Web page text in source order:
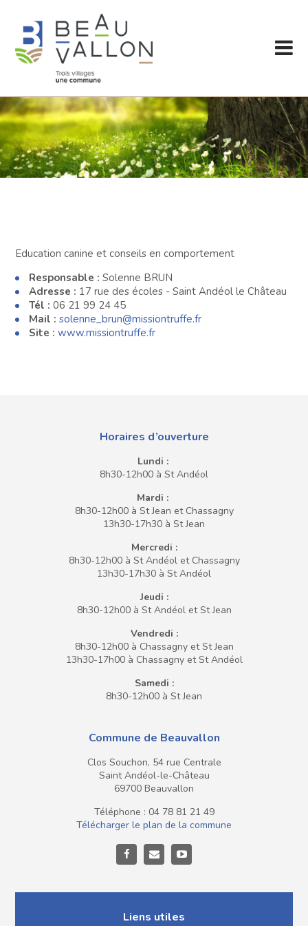
Education canine et conseils en comportement
Responsable : Solenne BRUN
Adresse : 17 rue des écoles - Saint Andéol le Château
Tél : 06 21 99 24 45
Mail : solenne_brun@missiontruffe.fr
Site : www.missiontruffe.fr
Horaires d’ouverture
Lundi :
8h30-12h00 à St Andéol
Mardi :
8h30-12h00 à St Jean et Chassagny
13h30-17h30 à St Jean
Mercredi :
8h30-12h00 à St Andéol et Chassagny
13h30-17h30 à St Andéol
Jeudi :
8h30-12h00 à St Andéol et St Jean
Vendredi :
8h30-12h00 à Chassagny et St Jean
13h30-17h00 à Chassagny et St Andéol
Samedi :
8h30-12h00 à St Jean
Commune de Beauvallon
Clos Souchon, 54 rue Centrale
Saint Andéol-le-Château
69700 Beauvallon
Téléphone : 04 78 81 21 49
Télécharger le plan de la commune
Liens utiles